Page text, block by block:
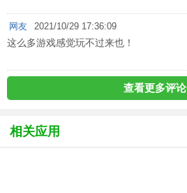
网友 2021/10/29 17:36:09
这么多游戏感觉玩不过来也！
查看更多评论
相关应用